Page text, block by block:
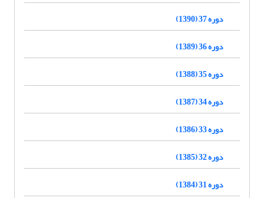
دوره 37 (1390)
دوره 36 (1389)
دوره 35 (1388)
دوره 34 (1387)
دوره 33 (1386)
دوره 32 (1385)
دوره 31 (1384)